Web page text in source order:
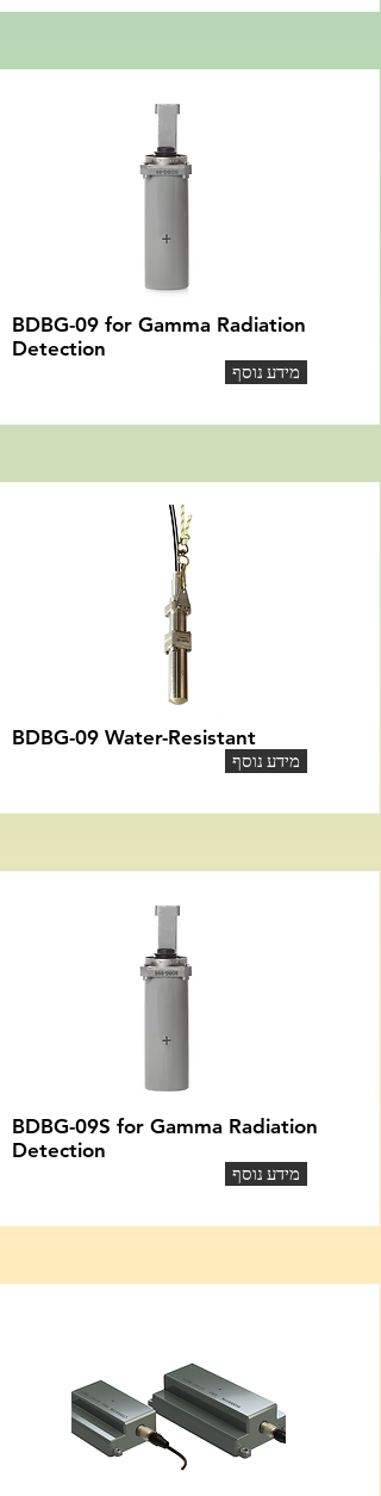
BDBG-09 for Gamma Radiation
Detection
מידע נוסף
BDBG-09 Water-Resistant
מידע נוסף
BDBG-09S for Gamma Radiation
Detection
מידע נוסף